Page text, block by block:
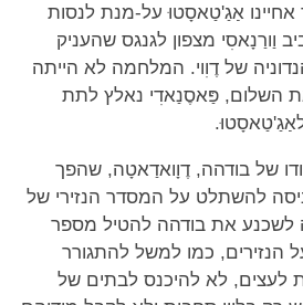
אַגַ'טַאסָטוּ על-מנת לנסות
וַורַנָאסִי מצפון לגנגס שהעניק
של דֶוִוי. המלחמה לא הייתה
השלום, פַּאסֶנַאדִי נאלץ לתת
של בודהה, דֶוָואדַאטָה, שהפך
להשתלט על המסדר הנזירי של
לשכנע את בודהה להטיל מספר
הנזירים, כמו למשל להתגורר
לעצים, לא להיכנס לבתים של